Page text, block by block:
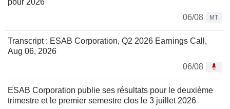
06/08
MT
Transcript : ESAB Corporation, Q2 2026 Earnings Call,
Aug 06, 2026
06/08
ESAB Corporation publie ses résultats pour le deuxième
trimestre et le premier semestre clos le 3 juillet 2026